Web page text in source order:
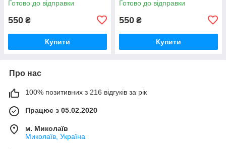
Готово до відправки
550 ₴
Купити
Готово до відправки
550 ₴
Купити
Про нас
100% позитивних з 216 відгуків за рік
Працює з 05.02.2020
м. Миколаїв
Миколаїв, Україна